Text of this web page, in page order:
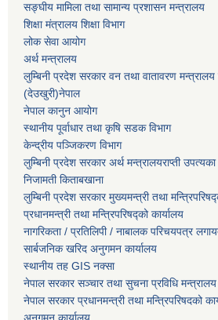
सङ्घीय मामिला तथा सामान्य प्रशासन मन्त्रालय
शिक्षा मंत्रालय शिक्षा विभाग
लोक सेवा आयोग
अर्थ मन्त्रालय
लुम्बिनी प्रदेश सरकार वन तथा वातावरण मन्त्रालय
(देउखुरी)नेपाल
नेपाल कानुन आयोग
स्थानीय पूर्वाधार तथा कृषि सडक विभाग
केन्द्रीय पञ्जिकरण विभाग
लुम्बिनी प्रदेश सरकार अर्थ मन्त्रालयराप्ती
निजामती किताबखाना
लुम्बिनी प्रदेश सरकार मुख्यमन्त्री तथा
प्रधानमन्त्री तथा मन्त्रिपरिषद्को कार्यालय
नागरिकता / प्रतिलिपी / नाबालक परिचयपत्र
सार्बजनिक खरिद अनुगमन कार्यालय
स्थानीय तह GIS नक्सा
नेपाल सरकारसञ्चार तथा सुचना प्रविधि मन्त्रालय
नेपाल सरकार प्रधानमन्त्री तथा मन्त्रिपरिषदको